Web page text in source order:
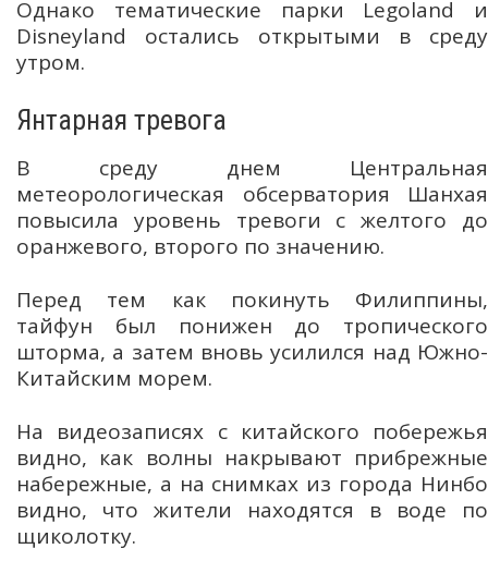
Однако тематические парки Legoland и
Disneyland остались открытыми в среду
утром.
Янтарная тревога
В среду днем Центральная
метеорологическая обсерватория Шанхая
повысила уровень тревоги с желтого до
оранжевого, второго по значению.
Перед тем как покинуть Филиппины,
тайфун был понижен до тропического
шторма, а затем вновь усилился над Южно-
Китайским морем.
На видеозаписях с китайского побережья
видно, как волны накрывают прибрежные
набережные, а на снимках из города Нинбо
видно, что жители находятся в воде по
щиколотку.